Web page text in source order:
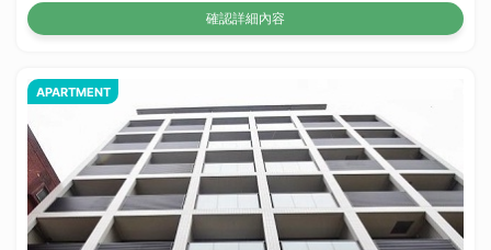
確認詳細內容
APARTMENT